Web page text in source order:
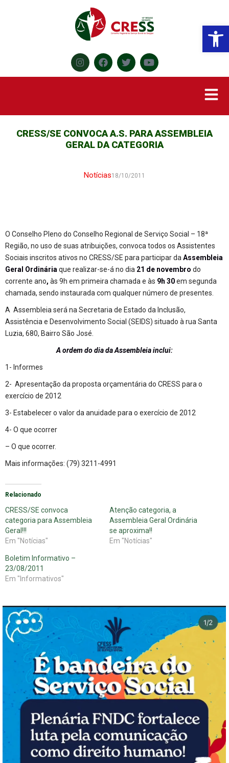
CRESS/SE CONVOCA A.S. PARA ASSEMBLEIA
GERAL DA CATEGORIA
Notícias18/10/2011
O Conselho Pleno do Conselho Regional de Serviço Social – 18ª
Região, no uso de suas atribuições, convoca todos os Assistentes
Sociais inscritos ativos no CRESS/SE para participar daAssembleia
Geral Ordináriaque realizar-se-á no dia 21 de novembro do
corrente ano, às 9h em primeira chamada e às 9h 30em segunda
chamada, sendo instaurada com qualquer número de presentes.
A Assembleia será na Secretaria de Estado da Inclusão,
Assistência e Desenvolvimento Social (SEIDS) situado à rua Santa
Luzia, 680, Bairro São José.
A ordem do dia da Assembleia inclui:
1- Informes
2- Apresentação da proposta orçamentária do CRESS para o
exercício de 2012
3- Estabelecer o valor da anuidade para o exercício de 2012
4- O que ocorrer
– O que ocorrer.
Mais informações: (79) 3211-4991
Relacionado
CRESS/SE convoca
categoria para Assembleia
Geral!!!
Em "Notícias"
Atenção categoria, a
Assembleia Geral Ordinária
se aproxima!!
Em "Notícias"
Boletim Informativo –
23/08/2011
Em "Informativos"